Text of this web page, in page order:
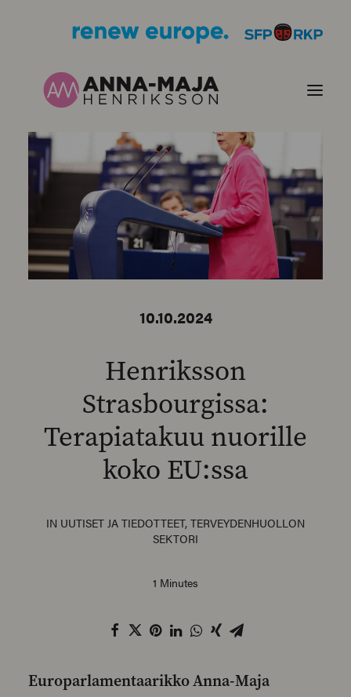
JULKAISUT
POLITIIKKANI
HENKILÖKUVA
SEARCH
10.10.2024
Henriksson
Strasbourgissa:
Terapiatakuu nuorille
koko EU:ssa
IN UUTISET JA TIEDOTTEET, TERVEYDENHUOLLON
SEKTORI
1 Minutes
Europarlamentaarikko Anna-Maja